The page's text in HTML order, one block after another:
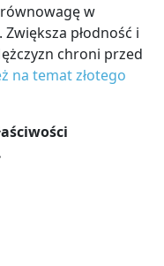
w
płodność i
chroni przed
na temat złotego